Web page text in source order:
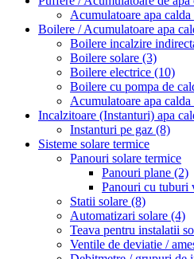
Acumulatoare apa calda
Boilere / Acumulatoare apa
Boilere incalzire
Boilere solare (3)
Boilere electrice (10)
Boilere cu pompa de
Acumulatoare apa calda
Incalzitoare (Instanturi) apa
Instanturi pe gaz (8)
Sisteme solare termice
Panouri solare termice
Panouri plane (2)
Panouri cu tuburi
Statii solare (8)
Automatizari solare (4)
Teava pentru instalatii
Ventile de deviatie /